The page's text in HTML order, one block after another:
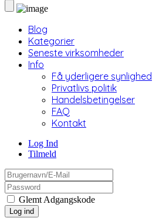
Blog
Kategorier
Seneste virksomheder
Info
Få yderligere synlighed
Privatlivs politik
Handelsbetingelser
FAQ
Kontakt
Log Ind
Tilmeld
Glemt Adgangskode